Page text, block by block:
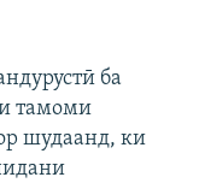
ба
тамоми
шудаанд, ки